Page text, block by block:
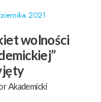
2021
wolności
Akademicki